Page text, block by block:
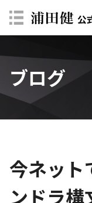
ブログ
今ネット
ンドラ構